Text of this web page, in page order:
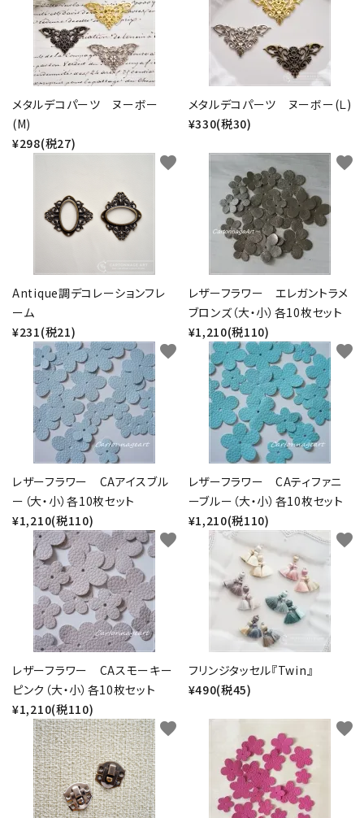
メタルデコパーツ ヌーボー
(M)
¥298(税27)
メタルデコパーツ ヌーボー(Ｌ)
¥330(税30)
Antique調デコレーションフレ
ーム
¥231(税21)
favorite
レザーフラワー エレガントラメ
ブロンズ（大・小）各10枚セット
¥1,210(税110)
favorite
レザーフラワー CAアイスブル
ー（大・小）各10枚セット
¥1,210(税110)
favorite
レザーフラワー CAティファニ
ーブルー（大・小）各10枚セット
¥1,210(税110)
favorite
レザーフラワー CAスモーキー
ピンク（大・小）各10枚セット
¥1,210(税110)
favorite
フリンジタッセル『Twin』
¥490(税45)
favorite
favorite favorite